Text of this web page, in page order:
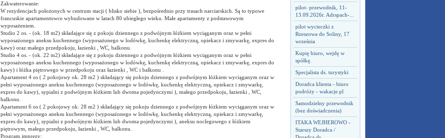
pilot- przewodnik, 11-
13.09.2026r. Adrspach-...
pilot wycieczki z
Rzeszowa do Soliny, 17
września
Kupię biuro, wejdę w
spółkę.
Specjalista ds. turystyki
Doradca klienta - biuro
podróży - wakacje.pl
Samodzielny przewodnik
(bez doświadczenia)
ITAKA WEJHEROWO -
Starszy Doradca /
Zakwaterowanie:
W rezydencjach położonych w centrum stacji ( blisko siebie ), bezpośrednio przy trasach narciarskich. Są to typowe
francuskie apartamentowce wybudowane w latach 80 ubiegłego wieku. Małe apartamenty z podstawowym
wyposażeniem.
Studio 2 os. - (ok. 18 m2) składające się z pokoju dziennego z podwójnym łóżkiem wyciąganym oraz w pełni
wyposażonego aneksu kuchennego (wyposażonego w lodówkę, kuchenkę elektryczną, opiekacz i zmywarkę, expres do
kawy) oraz małego przedpokoju, łazienki , WC, balkonu.
Studio 4 os. - (ok. 22 m2) składające się z pokoju dziennego z podwójnym łóżkiem wyciąganym oraz w pełni
wyposażonego aneksu kuchennego (wyposażonego w lodówkę, kuchenkę elektryczną, opiekacz i zmywarkę, expres do
kawy) i łóżka piętrowego w przedpokoju oraz łazienki , WC i balkonu .
Apartament 4 os ( 2 pokojowy ok. 28 m2 ) składający się pokoju dziennego z podwójnym łóżkiem wyciąganym oraz w
pełni wyposażonego aneksu kuchennego (wyposażonego w lodówkę, kuchenkę elektryczną, opiekacz i zmywarkę,
expres do kawy), sypialni z podwójnym łóżkiem lub dwoma pojedynczymi ), małego przedpokoju, łazienki , WC,
balkonu.
Apartament 6 os ( 2 pokojowy ok. 28 m2 ) składający się pokoju dziennego z podwójnym łóżkiem wyciąganym oraz w
pełni wyposażonego aneksu kuchennego (wyposażonego w lodówkę, kuchenkę elektryczną, opiekacz i zmywarkę,
expres do kawy), sypialni z podwójnym łóżkiem lub dwoma pojedynczymi ), aneksu noclegowego z łóżkiem
piętrowym, małego przedpokoju, łazienki , WC, balkonu.
Program imprezy: